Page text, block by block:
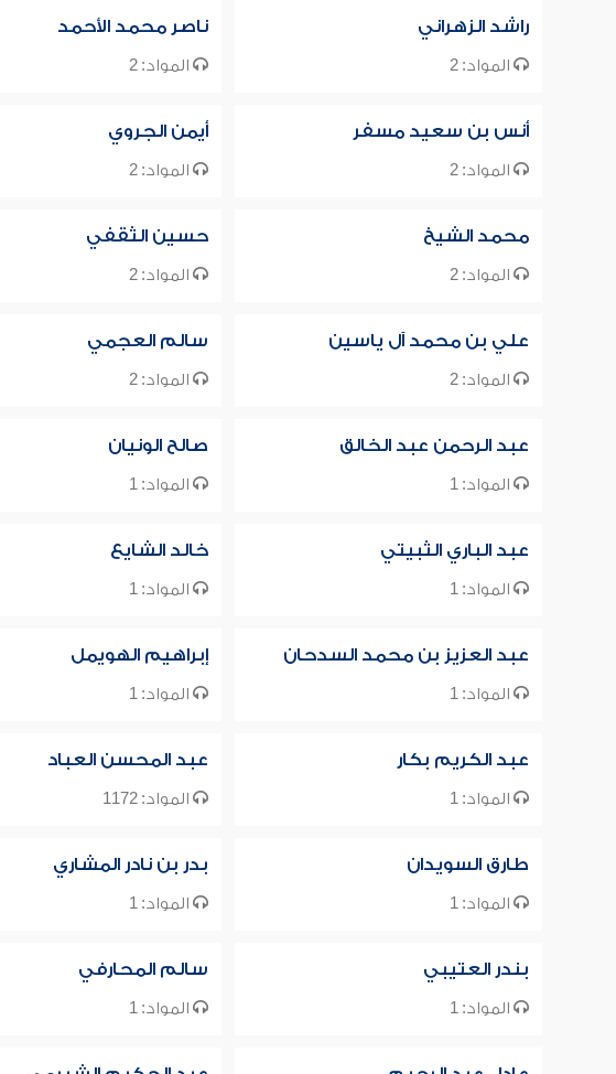
راشد الزهراني
المواد: 2
ناصر محمد الأحمد
المواد: 2
أنس بن سعيد مسفر
المواد: 2
أيمن الجروي
المواد: 2
محمد الشيخ
المواد: 2
حسين الثقفي
المواد: 2
علي بن محمد آل ياسين
المواد: 2
سالم العجمي
المواد: 2
عبد الرحمن عبد الخالق
المواد: 1
صالح الونيان
المواد: 1
عبد الباري الثبيتي
المواد: 1
خالد الشايع
المواد: 1
عبد العزيز بن محمد السدحان
المواد: 1
إبراهيم الهويمل
المواد: 1
عبد الكريم بكار
المواد: 1
عبد المحسن العباد
المواد: 1172
طارق السويدان
المواد: 1
بدر بن نادر المشاري
المواد: 1
بندر العتيبي
المواد: 1
سالم المحارفي
المواد: 1